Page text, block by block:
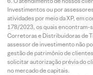
Investimentos ou por
atividades por meio da XP, em
178/2023, os quais encontram-
Corretoras e Distribuidoras de
assessor de investimento não
gestão de patrimônio de
solicitar autorização prévia do
no mercado de capitais.